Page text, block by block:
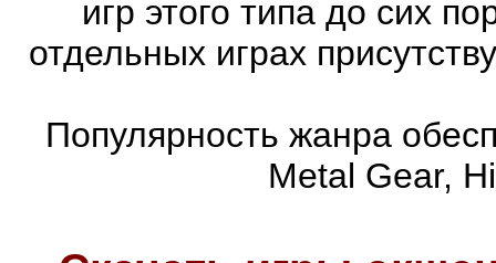
игр этого типа до сих
отдельных играх
Популярность жанра
Metal Gear,